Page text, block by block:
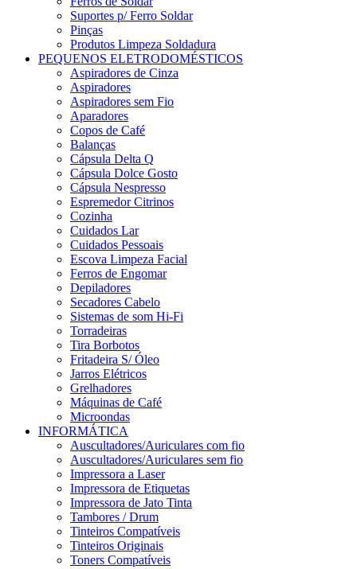
Suportes p/ Ferro Soldar
Pinças
Produtos Limpeza Soldadura
PEQUENOS ELETRODOMÉSTICOS
Aspiradores de Cinza
Aspiradores
Aspiradores sem Fio
Aparadores
Copos de Café
Balanças
Cápsula Delta Q
Cápsula Dolce Gosto
Cápsula Nespresso
Espremedor Citrinos
Cozinha
Cuidados Lar
Cuidados Pessoais
Escova Limpeza Facial
Ferros de Engomar
Depiladores
Secadores Cabelo
Sistemas de som Hi-Fi
Torradeiras
Tira Borbotos
Fritadeira S/ Óleo
Jarros Elétricos
Grelhadores
Máquinas de Café
Microondas
INFORMÁTICA
Auscultadores/Auriculares com fio
Auscultadores/Auriculares sem fio
Impressora a Laser
Impressora de Etiquetas
Impressora de Jato Tinta
Tambores / Drum
Tinteiros Compatíveis
Tinteiros Originais
Toners Compatíveis